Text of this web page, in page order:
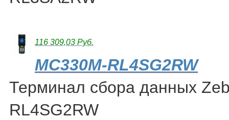
116 309,03 Руб.
MC330M-RL4SG2RW
Терминал сбора данных
RL4SG2RW